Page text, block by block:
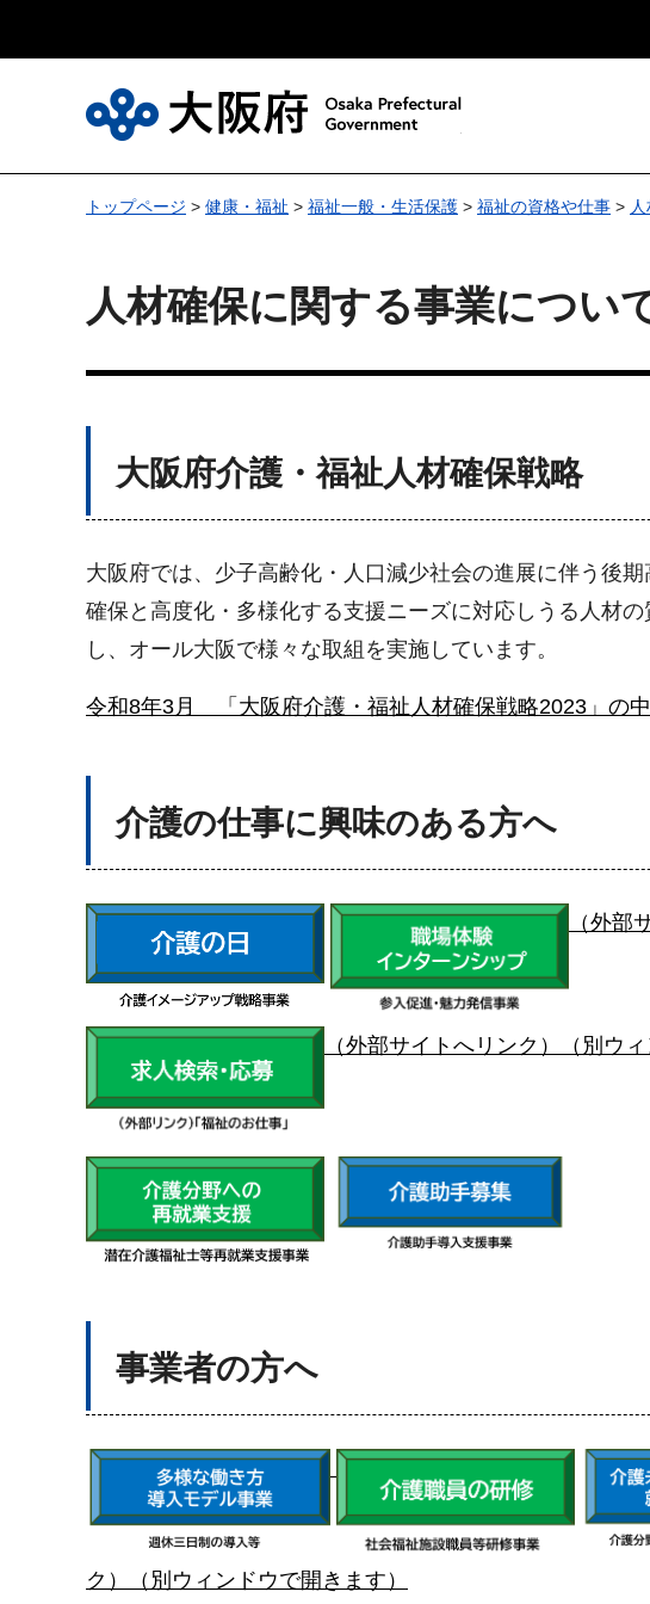
トップページ > 健康・福祉 > 福祉一般・生活保護 > 福祉の資格や仕事 >
人材確保に関する事業につい
大阪府介護・福祉人材確保戦略
大阪府では、少子高齢化・人口減少社会の進展に伴う後
確保と高度化・多様化する支援ニーズに対応しうる人材
し、オール大阪で様々な取組を実施しています。
令和8年3月 「大阪府介護・福祉人材確保戦略2023」の
介護の仕事に興味のある方へ
（外部
（外部サイトへリンク）（別ウ
事業者の方へ
ク）（別ウィンドウで開きます）